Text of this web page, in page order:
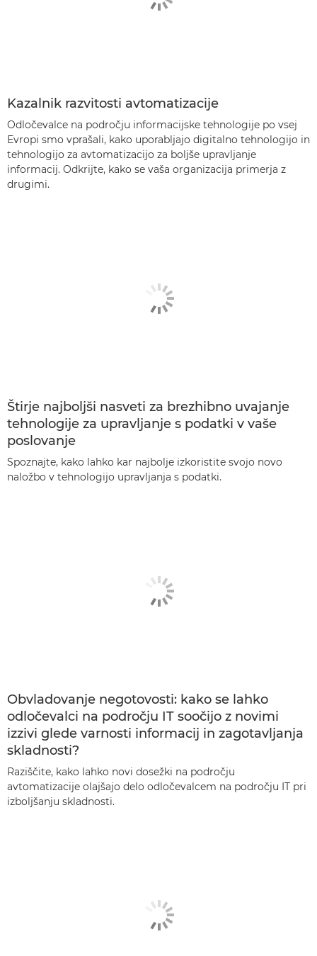
Kazalnik razvitosti avtomatizacije
Odločevalce na področju informacijske tehnologije po vsej
Evropi smo vprašali, kako uporabljajo digitalno tehnologijo in
tehnologijo za avtomatizacijo za boljše upravljanje
informacij. Odkrijte, kako se vaša organizacija primerja z
drugimi.
Štirje najboljši nasveti za brezhibno uvajanje
tehnologije za upravljanje s podatki v vaše
poslovanje
Spoznajte, kako lahko kar najbolje izkoristite svojo novo
naložbo v tehnologijo upravljanja s podatki.
Obvladovanje negotovosti: kako se lahko
odločevalci na področju IT soočijo z novimi
izzivi glede varnosti informacij in zagotavljanja
skladnosti?
Raziščite, kako lahko novi dosežki na področju
avtomatizacije olajšajo delo odločevalcem na področju IT pri
izboljšanju skladnosti.